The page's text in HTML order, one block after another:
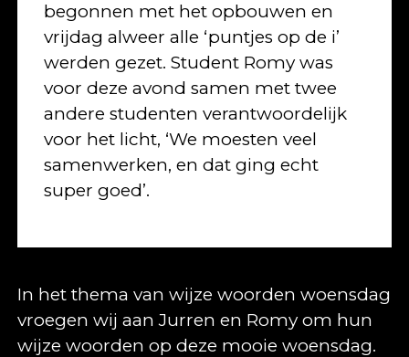
begonnen met het opbouwen en
vrijdag alweer alle ‘puntjes op de i’
werden gezet. Student Romy was
voor deze avond samen met twee
andere studenten verantwoordelijk
voor het licht, ‘We moesten veel
samenwerken, en dat ging echt
super goed’.
In het thema van wijze woorden woensdag
vroegen wij aan Jurren en Romy om hun
wijze woorden op deze mooie woensdag.